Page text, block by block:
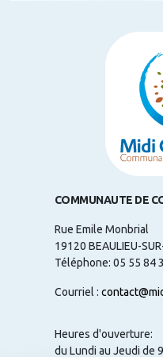
COMMUNAUTE DE
Rue Emile Monbrial
19120 BEAULIEU-
Téléphone: 05 55 84
Courriel :
Heures d'ouverture:
du Lundi au Jeudi de